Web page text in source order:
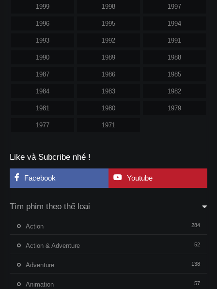
1999 1998 1997
1996 1995 1994
1993 1992 1991
1990 1989 1988
1987 1986 1985
1984 1983 1982
1981 1980 1979
1977 1971
Like và Subcribe nhé !
Facebook Youtube
Tìm phim theo thể loại
Action 284
Action & Adventure 52
Adventure 138
Animation 57